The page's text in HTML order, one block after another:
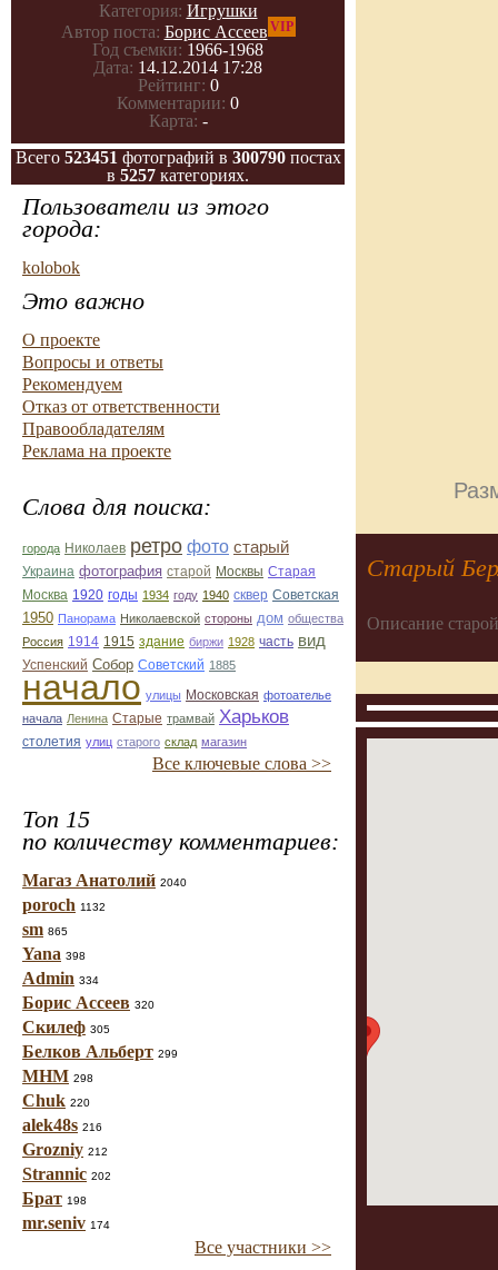
Категория: Игрушки
Автор поста: Борис Ассеев VIP
Год съемки: 1966-1968
Дата: 14.12.2014 17:28
Рейтинг: 0
Комментарии: 0
Карта: -
Всего 523451 фотографий в 300790постах
в 5257 категориях.
Пользователи из этого
города:
kolobok
Это важно
О проекте
Вопросы и ответы
Рекомендуем
Отказ от ответственности
Правообладателям
Реклама на проекте
Слова для поиска:
города Николаев ретро фото старый
Украина фотография старой Москвы Старая
Москва 1920 годы 1934 году 1940 сквер Советская
1950 Панорама Николаевской стороны дом общества
Россия 1914 1915 здание биржи 1928 часть вид
Успенский Собор Советский 1885
начало улицы Московская фотоателье
начала Ленина Старые трамвай Харьков
столетия улиц старого склад магазин
Все ключевые слова >>
Топ 15
по количеству комментариев:
Магаз Анатолий 2040
poroch 1132
sm 865
Yana 398
Admin 334
Борис Ассеев 320
Скилеф 305
Белков Альберт 299
МНМ 298
Chuk 220
alek48s 216
Grozniy 212
Strannic 202
Брат 198
mr.seniv 174
Все участники >>
Старый
Описание